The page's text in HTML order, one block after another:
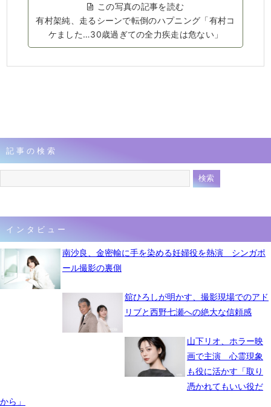
この写真の記事を読む
有村架純、走るシーンで転倒のハプニング「有村コ
ケました…30歳過ぎての全力疾走は危ない」
記事の検索
インタビュー
南沙良、金密輸に手を染める妊婦役を熱演 シンガポ
ール撮影の裏側
舘ひろしが明かす、撮影現場でのアド
リブと西野七瀬への絶大な信頼感
山下リオ、ホラー映
画で主演 心霊現象
も役に活かす「取り
憑かれてもいい役だ
から」